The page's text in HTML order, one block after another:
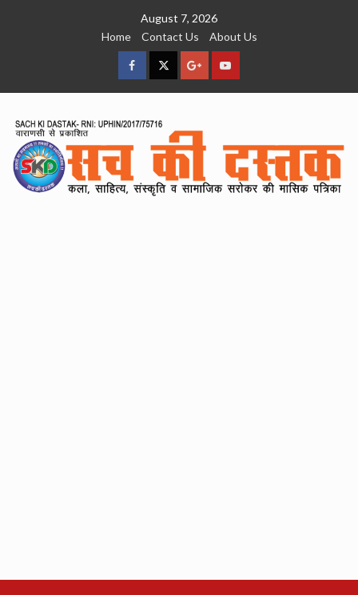
August 7, 2026
Home
Contact Us About Us
facebookTwitterGoogleYouTube